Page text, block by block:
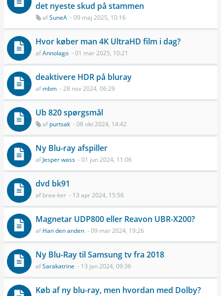
det nyeste skud på stammen
afSuneA - 09 maj 2025, 10:16
Hvor køber man 4K UltraHD film i dag?
afAnnolago - 01 mar 2025, 10:21
deaktivere HDR på bluray
afmbm - 28 nov 2024, 06:29
Ub 820 spørgsmål
afpurtsak - 08 okt 2024, 14:42
Ny Blu-ray afspiller
afJesper wass - 01 jun 2024, 11:06
dvd bk91
afbrea-ker - 13 apr 2024, 15:56
Magnetar UDP800 eller Reavon UBR-X200?
afHan den anden - 09 mar 2024, 19:26
Ny Blu-Ray til Samsung tv fra 2018
afSarakatrine - 13 jan 2024, 09:36
Køb af ny blu-ray, men hvordan med Dolby?